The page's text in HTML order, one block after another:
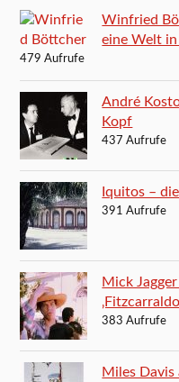
Winfried
eine Welt in
479 Aufrufe
André
Kopf
437 Aufrufe
Iquitos –
391 Aufrufe
Mick
383 Aufrufe
Miles Davis